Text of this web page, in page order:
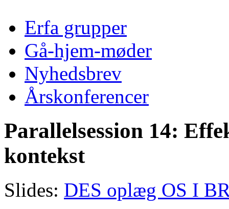
Erfa grupper
Gå-hjem-møder
Nyhedsbrev
Årskonferencer
Parallelsession 14:
kontekst
Slides: DES oplæg OS I